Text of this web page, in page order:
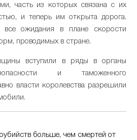
часть из которых связана с их
и теперь им открыта дорога.
ожидания в плане скорости
проводимых в стране.
вступили в ряды в органы
и таможенного
власти королевства разрешили
больше, чем смертей от